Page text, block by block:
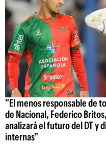
"El menos responsable de
de Nacional, Federico
analizará el futuro del DT y
internas"